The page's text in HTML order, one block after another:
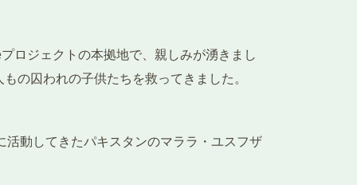
ロジェクトの本拠地で、親しみが湧きまし
もの囚われの子供たちを救ってきました。
動してきたパキスタンのマララ・ユスフザ